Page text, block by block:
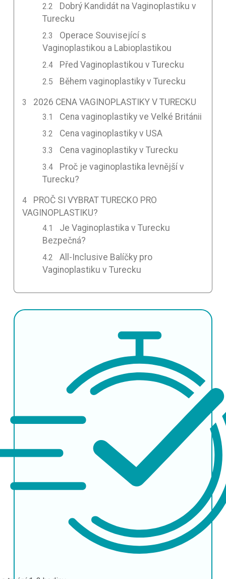
Dobrý Kandidát na Vaginoplastiku v
Turecku
Operace Související s
Vaginoplastikou a Labioplastikou
Před Vaginoplastikou v Turecku
Během vaginoplastiky v Turecku
2026 CENA VAGINOPLASTIKY V TURECKU
Cena vaginoplastiky ve Velké Británii
Cena vaginoplastiky v USA
Cena vaginoplastiky v Turecku
Proč je vaginoplastika levnější v
Turecku?
PROČ SI VYBRAT TURECKO PRO
VAGINOPLASTIKU?
Je Vaginoplastika v Turecku
Bezpečná?
All-Inclusive Balíčky pro
Vaginoplastiku v Turecku